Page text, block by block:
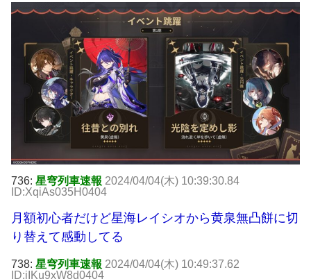
736: 星穹列車速報 2024/04/04(木) 10:39:30.84
ID:XqiAs035H0404
月額初心者だけど星海レイシオから黄泉無凸餅に切
り替えて感動してる
738: 星穹列車速報 2024/04/04(木) 10:49:37.62
ID:iIKu9xW8d0404